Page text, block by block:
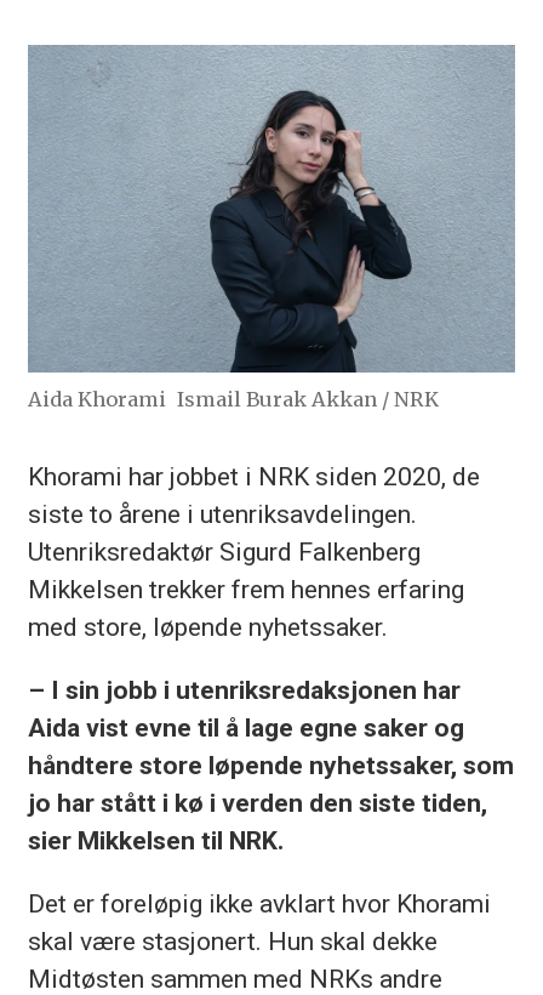
Aida Khorami Ismail Burak Akkan / NRK
Khorami har jobbet i NRK siden 2020, de
siste to årene i utenriksavdelingen.
Utenriksredaktør Sigurd Falkenberg
Mikkelsen trekker frem hennes erfaring
med store, løpende nyhetssaker.
– I sin jobb i utenriksredaksjonen har
Aida vist evne til å lage egne saker og
håndtere store løpende nyhetssaker, som
jo har stått i kø i verden den siste tiden,
sier Mikkelsen til NRK.
Det er foreløpig ikke avklart hvor Khorami
skal være stasjonert. Hun skal dekke
Midtøsten sammen med NRKs andre